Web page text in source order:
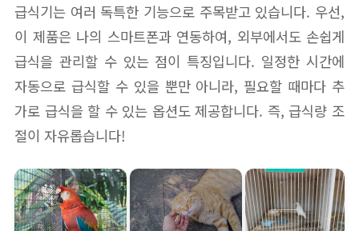
급식기는 여러 독특한 기능으로 주목받고 있습니다. 우선,
이 제품은 나의 스마트폰과 연동하여, 외부에서도 손쉽게
급식을 관리할 수 있는 점이 특징입니다. 일정한 시간에
자동으로 급식할 수 있을 뿐만 아니라, 필요할 때마다 추
가로 급식을 할 수 있는 옵션도 제공합니다. 즉, 급식량 조
절이 자유롭습니다!